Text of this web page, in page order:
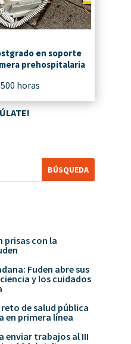
en soporte
prehospitalaria
horas
prisas con la
Fuden abre sus
y los cuidados
de salud pública
en primera línea
enviar trabajos al III